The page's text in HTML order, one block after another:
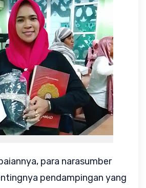
para narasumber
pendampingan yang